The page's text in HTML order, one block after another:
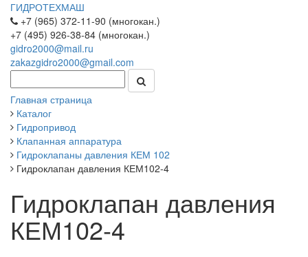
ГИДРОТЕХМАШ
+7 (965) 372-11-90 (многокан.)
+7 (495) 926-38-84 (многокан.)
gidro2000@mail.ru
zakazgidro2000@gmail.com
Главная страница
Каталог
Гидропривод
Клапанная аппаратура
Гидроклапаны давления КЕМ 102
Гидроклапан давления КЕМ102-4
Гидроклапан давления
КЕМ102-4